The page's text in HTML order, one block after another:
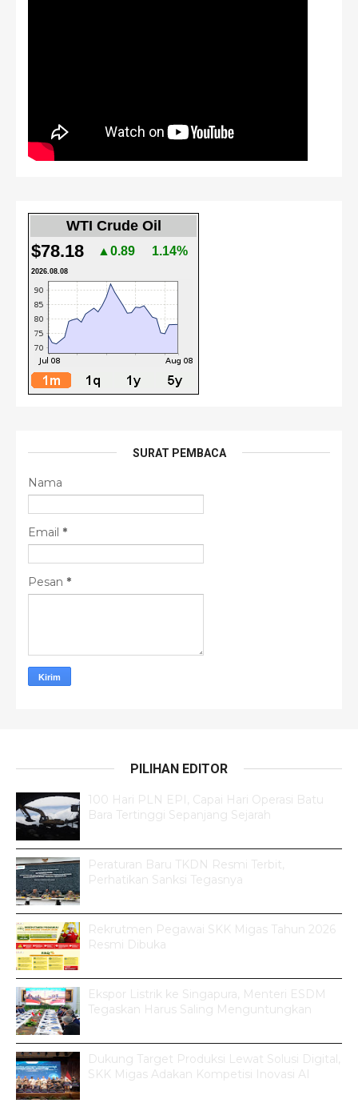
WTI Crude Oil
$78.18 ▲0.89 1.14%
2026.08.08
SURAT PEMBACA
Nama
Email *
Pesan *
PILIHAN EDITOR
100 Hari PLN EPI, Capai Hari Operasi Batu
Bara Tertinggi Sepanjang Sejarah
Peraturan Baru TKDN Resmi Terbit,
Perhatikan Sanksi Tegasnya
Rekrutmen Pegawai SKK Migas Tahun 2026
Resmi Dibuka
Ekspor Listrik ke Singapura, Menteri ESDM
Tegaskan Harus Saling Menguntungkan
Dukung Target Produksi Lewat Solusi Digital,
SKK Migas Adakan Kompetisi Inovasi AI